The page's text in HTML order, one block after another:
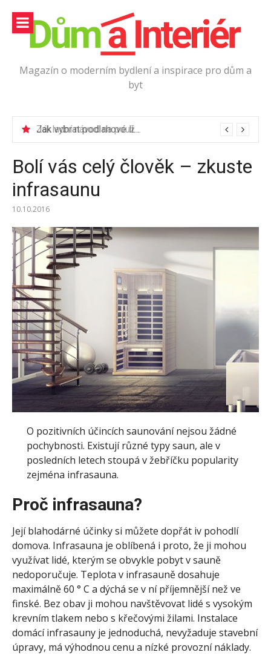
obsah
Magazín o moderním bydlení a inspirace pro dům a
byt
Jak vybrat podlahové lišty?
Bolí vás celý člověk – zkuste
infrasaunu
10.10.2016
O pozitivních účincích saunování nejsou žádné
pochybnosti. Existují různé typy saun, ale v
posledních letech stoupá v žebříčku popularity
zejména infrasauna.
Proč infrasauna?
Její blahodárné účinky si můžete dopřát iv pohodlí
domova. Infrasauna je oblíbená i proto, že ji mohou
využívat lidé, kterým se obvykle pobyt v sauně
nedoporučuje. Teplota v infrasauně dosahuje
maximálně 60 ° C a dýchá se v ní příjemnější než ve
finské. Bez obav ji mohou navštěvovat lidé s vysokým
krevním tlakem nebo s křečovými žilami. Instalace
domácí infrasauny je jednoduchá, nevyžaduje stavební
úpravy, má výhodnou cenu a nízké provozní náklady.